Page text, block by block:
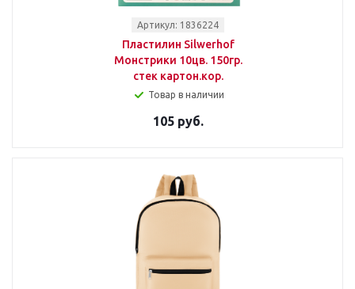
Артикул: 1836224
Пластилин Silwerhof
Монстрики 10цв. 150гр.
стек картон.кор.
Товар в наличии
105 руб.